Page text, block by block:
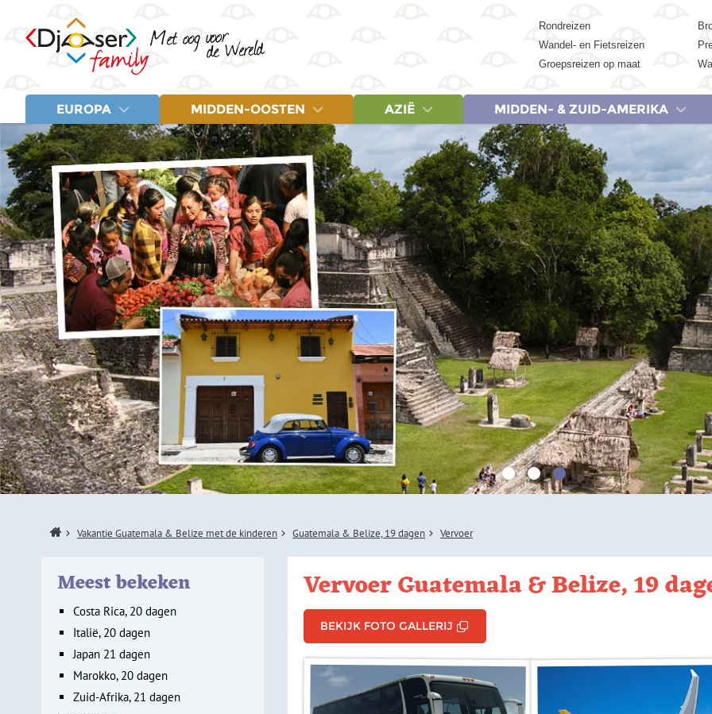
Rondreizen
Wandel- en Fietsreizen
Groepsreizen op maat
EUROPA
LANDEN
Albanië
Balkan
Bosnië en Herzegovina
Estland
Fins Lapland
Griekenland
IJsland
Italië
Kroatië
Letland
Litouwen
Montenegro
Noord-Macedonië
Polen
Servië
Spanje
Turkije
Albanië & Noord-Macedonië, 18 dagen
Griekenland, 9 dagen
Griekenland, 20 dagen
IJsland, 14 dagen
Italië, 20 dagen
Lapland, 7 dagen
Baltische Staten & Polen, 20 dagen
Servië, Bosnië en Herzegovina Kroatië & Montenegro, 18 dagen
Spanje, 8 dagen
Spanje, 18 dagen
Turkije, 20 dagen
MIDDEN-OOSTEN
LANDEN
Egypte
Jordanië
Marokko
Turkije
Egypte, 9 dagen
Egypte, 15 dagen
Egypte, 19 dagen
Egypte & Jordanië, 17 dagen
Jordanië, 8 dagen
Marokko (Woestijn en Marrakech), 8 dagen
Marokko, 15 dagen
Marokko, 20 dagen
Turkije, 20 dagen
AZIË
Cambodja
China
India
Indonesië
Japan
Maleisië
Nepal
Singapore
Sri Lanka
Thailand
Vietnam
Zuid-Korea
REIZEN
China, 18 dagen
China, 23 dagen
India (Zuid), 21 dagen
India & Nepal, 21 dagen
Indonesië: Bali, Gili & Lombok, 18
Indonesië: Java & Bali, 22 dagen
Indonesië: Sumatra, Java & Bali, 22
Indonesië: Kleine Sunda-eilanden,
Japan, 15 dagen
Japan, 21 dagen
Maleisië, 20 dagen
MIDDEN- & ZUID-AMERIKA
LANDEN
Argentinië
Belize
Brazilië
Colombia
Costa Rica
Cuba
Ecuador
Guatemala
Suriname
Costa
Costa
Cuba, 15
Cuba, 20
Ecuador &
Mexico,
Mexico,
Peru, 21
LANDEN
Botswana
Egypte
Kenia
Marokko
Namibië
Tanzania
Zanzibar
Zimbabwe
Zuid-Afrika
Egypte, 15 dagen
Egypte, 19 dagen
Kenia, Tanzania &
Marokko (Woestijn en
Marokko, 15 dagen
Marokko, 20 dagen
Namibië, Botswana &
Tanzania & Zanzibar,
Tanzania & Zanzibar,
Zuid-Afrika Tuinroute
Zuid-Afrika noord &
Zuid-Afrika & Eswatini,
Home Vakantie Guatemala & Belize met de kinderen Guatemala & Belize, 19 dagen Vervoer
Vervoer Guatemala & Belize, 19
BEKIJK FOTO GALLERIJ
Meest bekeken
Costa Rica, 20 dagen
Italië, 20 dagen
Japan 21 dagen
Marokko, 20 dagen
Zuid-Afrika, 21 dagen